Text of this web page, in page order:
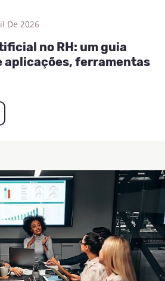
De 2026
no RH: um guia
aplicações, ferramentas